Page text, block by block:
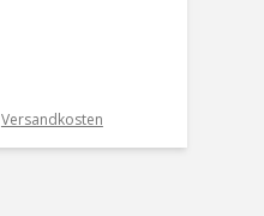
Versandkosten